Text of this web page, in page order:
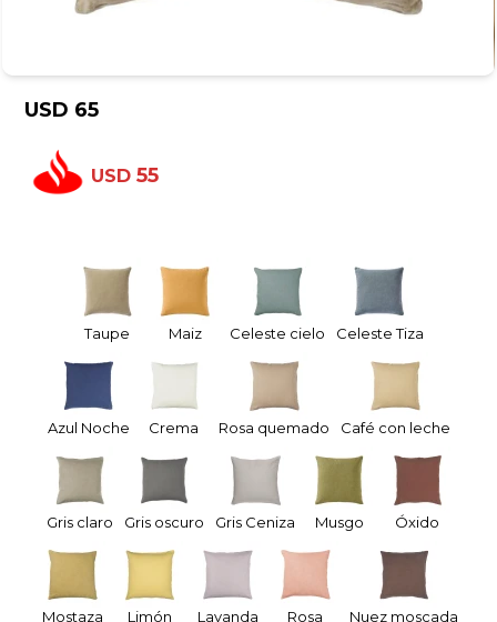
USD 65
USD 55
Taupe Maiz Celeste cielo Celeste Tiza
Azul Noche Crema Rosa quemado Café con leche
Gris claro Gris oscuro Gris Ceniza Musgo Óxido
Mostaza Limón Lavanda Rosa Nuez moscada